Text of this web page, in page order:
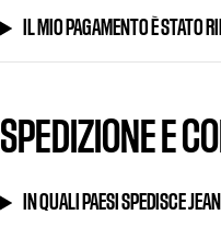
IL MIO PAGAMENTO È STATO
SPEDIZIONE E
IN QUALI PAESI SPEDISCE